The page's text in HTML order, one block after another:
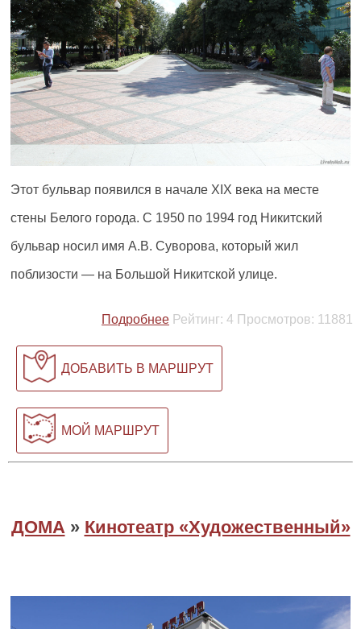
Этот бульвар появился в начале XIX века на месте
стены Белого города. С 1950 по 1994 год Никитский
бульвар носил имя А.В. Суворова, который жил
поблизости — на Большой Никитской улице.
Подробнее Рейтинг: 4 Просмотров: 11881
ДОБАВИТЬ В МАРШРУТ
МОЙ МАРШРУТ
ДОМА » Кинотеатр «Художественный»